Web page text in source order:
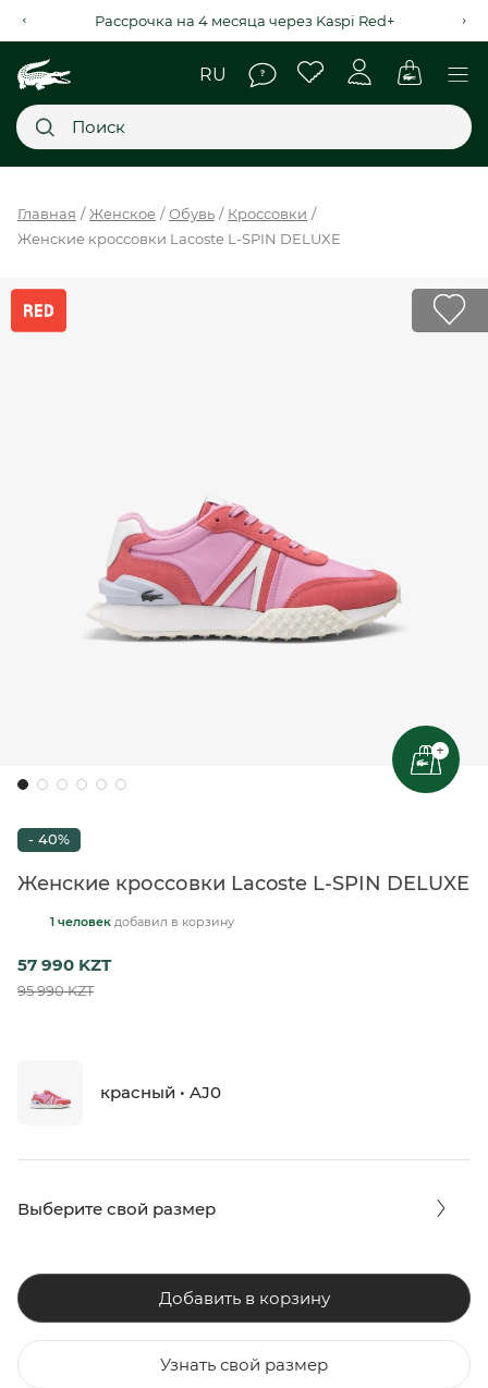
Рассрочка на 4 месяца через Kaspi Red+
НОВИНКИ
SALE
Главная Женское Обувь
Кроссовки
Женские кроссовки Lacoste L-SPIN DELUXE
+
- 40%
Женские кроссовки Lacoste L-SPIN DELUXE
1 человек добавил в корзину
57 990 KZT
95 990 KZT
красный • AJ0
Выберите свой размер
Добавить в корзину
Узнать свой размер